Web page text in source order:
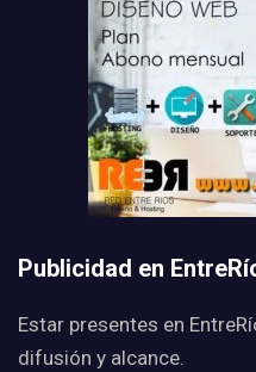
Publicidad en
Estar presentes en
difusión y alcance.